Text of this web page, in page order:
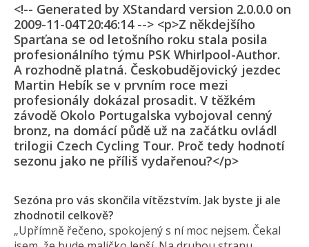
<!-- Generated by XStandard version 2.0.0.0 on
2009-11-04T20:46:14 --> <p>Z někdejšího
Sparťana se od letošního roku stala posila
profesionálního týmu PSK Whirlpool-Author.
A rozhodně platná. Českobudějovický jezdec
Martin Hebík se v prvním roce mezi
profesionály dokázal prosadit. V těžkém
závodě Okolo Portugalska vybojoval cenný
bronz, na domácí půdě už na začátku ovládl
trilogii Czech Cycling Tour. Proč tedy hodnotí
sezonu jako ne příliš vydařenou?</p>
Sezóna pro vás skončila vítězstvím. Jak byste ji ale
zhodnotil celkově?
„Upřímně řečeno, spokojený s ní moc nejsem. Čekal